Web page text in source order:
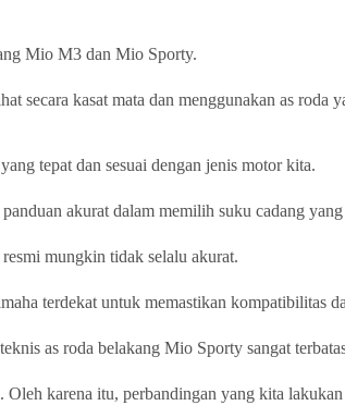
Mio M3 dan Mio Sporty.
secara kasat mata dan menggunakan as roda
tepat dan sesuai dengan jenis motor kita.
akurat dalam memilih suku cadang yang
mungkin tidak selalu akurat.
terdekat untuk memastikan kompatibilitas
as roda belakang Mio Sporty sangat
karena itu, perbandingan yang kita